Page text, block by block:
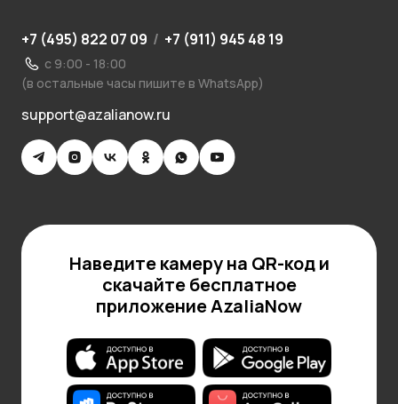
+7 (495) 822 07 09 / +7 (911) 945 48 19
с 9:00 - 18:00
(в остальные часы пишите в WhatsApp)
support@azalianow.ru
Наведите камеру на QR-код и
скачайте бесплатное
приложение AzaliaNow